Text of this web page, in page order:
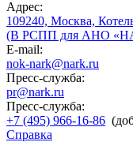
Адрес:
109240, Москва,
(В РСПП для АНО
E-mail:
nok-nark@nark.ru
Пресс-служба:
pr@nark.ru
Пресс-служба:
+7 (495) 966-16-86
Справка